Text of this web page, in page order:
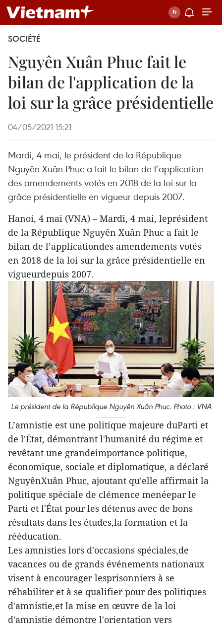
SOCIÉTÉ
Nguyên Xuân Phuc fait le
bilan de l'application de la
loi sur la grâce présidentielle
04/05/2021 15:21
Mardi, 4 mai, le président de la République
Nguyên Xuân Phuc a fait le bilan de l’application
des amendements votés en 2018 de la loi sur la
grâce présidentielle en vigueur depuis 2007.
Hanoi, 4 mai (VNA) – Mardi, 4 mai, leprésident
de la République Nguyên Xuân Phuc a fait le
bilan de l’applicationdes amendements votés
en 2018 de la loi sur la grâce présidentielle en
vigueurdepuis 2007.
Le président de la République Nguyên Xuân Phuc. Photo : VNA
L’amnistie est une politique majeure duParti et
de l'État, démontrant l'humanité du régime et
revêtant une grandeimportance politique,
économique, sociale et diplomatique, a déclaré
NguyênXuân Phuc, ajoutant qu'elle affirmait la
politique spéciale de clémence menéepar le
Parti et l'État pour les détenus avec de bons
résultats dans les études,la formation et la
rééducation.
Les amnisties lors d'occasions spéciales,de
vacances ou de grands événements nationaux
visent à encourager lesprisonniers à se
réhabiliter et à se qualifier pour des politiques
d'amnistie,et la mise en œuvre de la loi
d'amnistie démontre l'orientation vers